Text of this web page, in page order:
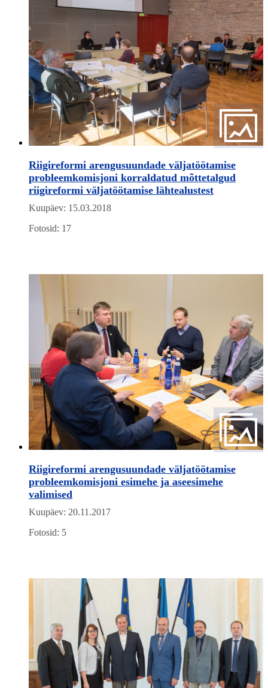
Riigireformi arengusuundade väljatöötamise
probleemkomisjoni korraldatud mõttetalgud
riigireformi väljatöötamise lähtealustest
Kuupäev: 15.03.2018
Fotosid: 17
Riigireformi arengusuundade väljatöötamise
probleemkomisjoni esimehe ja aseesimehe
valimised
Kuupäev: 20.11.2017
Fotosid: 5